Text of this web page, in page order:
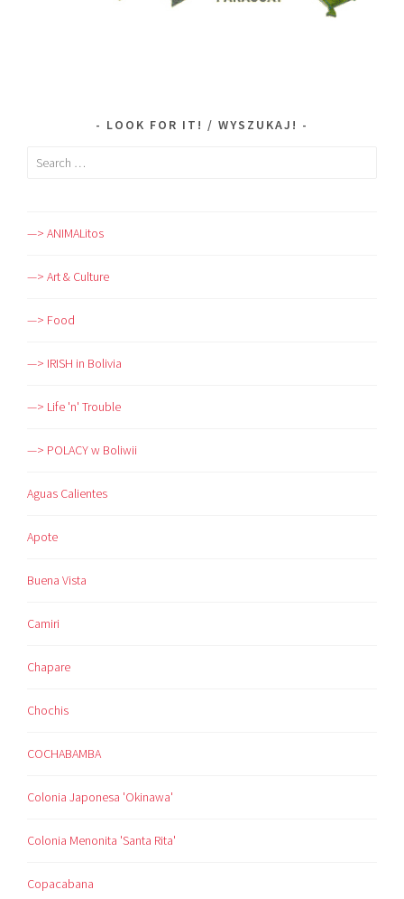
LOOK FOR IT! / WYSZUKAJ!
Search
—> ANIMALitos
—> Art & Culture
—> Food
—> IRISH in Bolivia
—> Life 'n' Trouble
—> POLACY w Boliwii
Aguas Calientes
Apote
Buena Vista
Camiri
Chapare
Chochis
COCHABAMBA
Colonia Japonesa 'Okinawa'
Colonia Menonita 'Santa Rita'
Copacabana